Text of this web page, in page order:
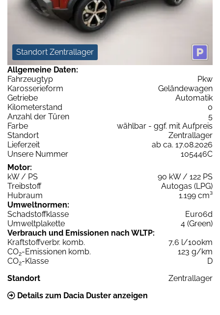
Standort Zentrallager
Allgemeine Daten:
Fahrzeugtyp
Pkw
Karosserieform
Geländewagen
Getriebe
Automatik
Kilometerstand
0
Anzahl der Türen
5
Farbe
wählbar - ggf. mit Aufpreis
Standort
Zentrallager
Lieferzeit
ab ca. 17.08.2026
Unsere Nummer
105446C
Motor:
kW / PS
90 kW / 122 PS
Treibstoff
Autogas (LPG)
Hubraum
1.199 cm³
Umweltnormen:
Schadstoffklasse
Euro6d
Umweltplakette
4 (Green)
Verbrauch und Emissionen nach WLTP:
Kraftstoffverbr. komb.
7,6 l/100km
CO2-Emissionen komb.
123 g/km
CO2-Klasse
D
Standort
Zentrallager
Details zum Dacia Duster anzeigen